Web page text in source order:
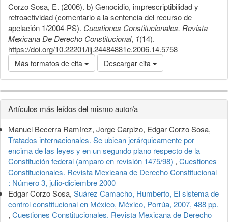
Corzo Sosa, E. (2006). b) Genocidio, imprescriptibilidad y
retroactividad (comentario a la sentencia del recurso de
apelación 1/2004-PS). Cuestiones Constitucionales. Revista
Mexicana De Derecho Constitucional, 1(14).
https://doi.org/10.22201/iij.24484881e.2006.14.5758
Más formatos de cita Descargar cita
Detalles
del
artículo
Artículos más leídos del mismo autor/a
Manuel Becerra Ramírez, Jorge Carpizo, Edgar Corzo Sosa,
Tratados internacionales. Se ubican jerárquicamente por
encima de las leyes y en un segundo plano respecto de la
Constitución federal (amparo en revisión 1475/98) , Cuestiones
Constitucionales. Revista Mexicana de Derecho Constitucional
: Número 3, julio-diciembre 2000
Edgar Corzo Sosa, Suárez Camacho, Humberto, El sistema de
control constitucional en México, México, Porrúa, 2007, 488 pp.
, Cuestiones Constitucionales. Revista Mexicana de Derecho